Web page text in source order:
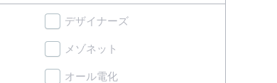
デザイナーズ
メゾネット
オール電化